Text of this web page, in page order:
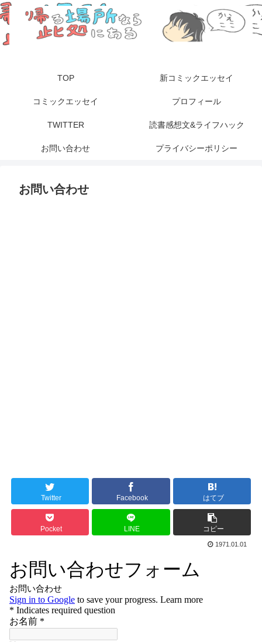
TOP 新コミックエッセイ
コミックエッセイ プロフィール
TWITTER 読書感想文&ライフハック
お問い合わせ プライバシーポリシー
お問い合わせ
Twitter Facebook はてブ
Pocket LINE コピー
1971.01.01